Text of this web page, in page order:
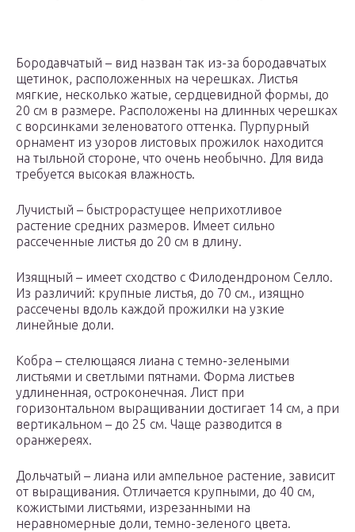
Бородавчатый – вид назван так из-за бородавчатых
щетинок, расположенных на черешках. Листья
мягкие, несколько жатые, сердцевидной формы, до
20 см в размере. Расположены на длинных черешках
с ворсинками зеленоватого оттенка. Пурпурный
орнамент из узоров листовых прожилок находится
на тыльной стороне, что очень необычно. Для вида
требуется высокая влажность.
Лучистый – быстрорастущее неприхотливое
растение средних размеров. Имеет сильно
рассеченные листья до 20 см в длину.
Изящный – имеет сходство с Филодендроном Селло.
Из различий: крупные листья, до 70 см., изящно
рассечены вдоль каждой прожилки на узкие
линейные доли.
Кобра – стелющаяся лиана с темно-зелеными
листьями и светлыми пятнами. Форма листьев
удлиненная, остроконечная. Лист при
горизонтальном выращивании достигает 14 см, а при
вертикальном – до 25 см. Чаще разводится в
оранжереях.
Дольчатый – лиана или ампельное растение, зависит
от выращивания. Отличается крупными, до 40 см,
кожистыми листьями, изрезанными на
неравномерные доли, темно-зеленого цвета.